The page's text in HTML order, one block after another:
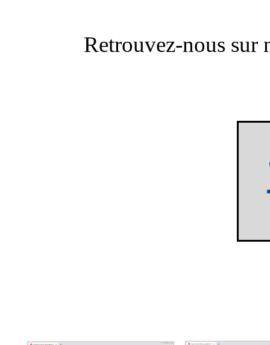
Retrouvez-nous sur